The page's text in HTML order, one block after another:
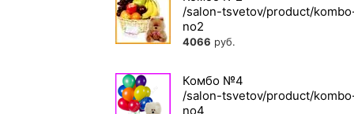
4066 руб.
Комбо №4